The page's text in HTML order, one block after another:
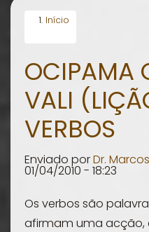
principal
Início
OCIPAMA
VALI
VERBOS
Enviado porDr.
01/04/2010 - 18:23
Os verbos são
afirmam uma acção,